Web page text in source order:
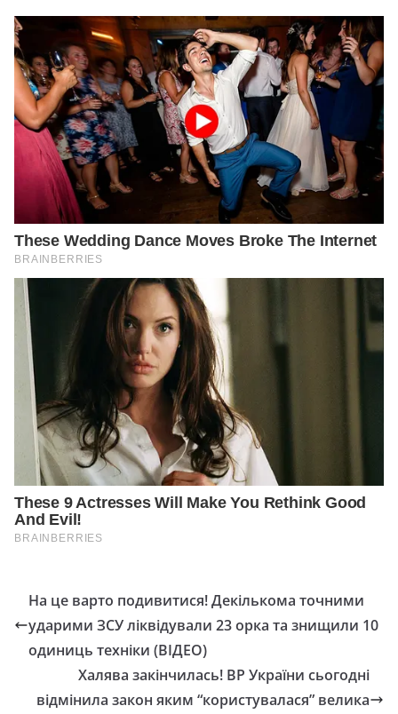
На це варто подивитися! Декількома точними
ударими ЗСУ ліквідували 23 орка та знищили 10
одиниць техніки (ВІДЕО)
Халява закінчилась! ВР України сьогодні
відмінила закон яким “користувалася” велика